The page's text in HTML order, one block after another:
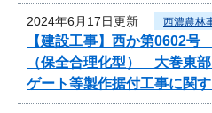
2024年6月17日更新 西濃農林
【建設工事】西か第0602
（保全合理化型） 大巻東
ゲート等製作据付工事に関